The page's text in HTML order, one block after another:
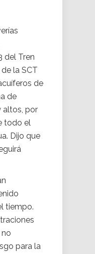
del Tren
la SCT
de
de
altos, por
todo el
Dijo que
tiempo.
para la